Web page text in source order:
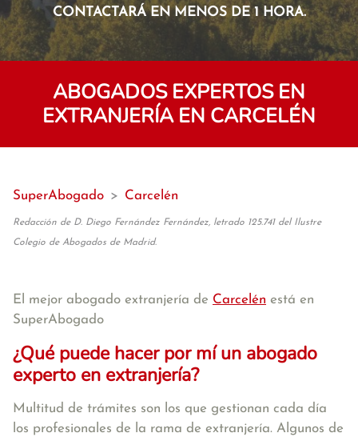
CONTACTARÁ EN MENOS DE 1 HORA.
ABOGADOS EXPERTOS EN
EXTRANJERÍA EN CARCELÉN
SuperAbogado > Carcelén
Redacción de D. Diego Fernández Fernández, letrado 125.741 del Ilustre
Colegio de Abogados de Madrid.
El mejor abogado extranjería de Carcelén está en
SuperAbogado
¿Qué puede hacer por mí un abogado
experto en extranjería?
Multitud de trámites son los que gestionan cada día
los profesionales de la rama de extranjería. Algunos de